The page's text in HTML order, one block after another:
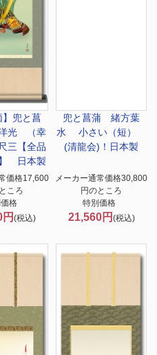
兜と菖
光 （幸
三【全品
日本製
価格17,600
ころ
格
円(税込)
兜と菖蒲 緒方葉
水 小さい（短）
(清龍会)！日本製
メーカー通常価格30,800
円のところ
特別価格
21,560円 (税込)